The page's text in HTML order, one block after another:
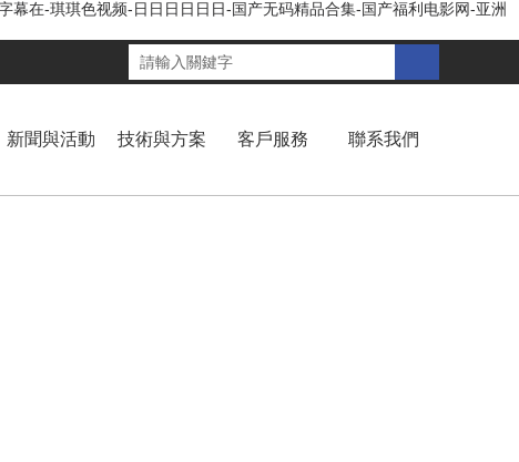
在-琪琪色视频-日日日日日日-国产无码精品合集-国产福利电影网-亚洲
新聞與活動 技術與方案 客戶服務 聯系我們